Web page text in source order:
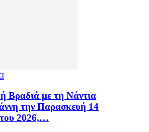
Βραδιά με τη Νάντια
την Παρασκευή 14
2026,…